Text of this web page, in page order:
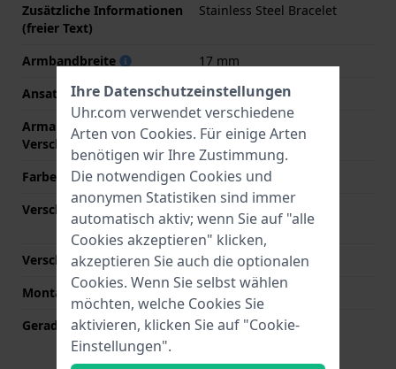
Zusätzliche Informationen
(freier Text)
Stainless Steel Bracelet
Armbandbreite
17 mm
Ansatzbreite
17 mm
Armandbreite am
Verschluß
15 mm
Farbe des Armbands
Silber
Verschlusstyp
Druckknöpfen
Verschlussfarbe
Silber
Montagetyp
Druckstifte
Gerade Bandhalterung
Nein
Ihre Datenschutzeinstellungen
Uhr.com verwendet verschiedene
Arten von Cookies. Für einige Arten
benötigen wir Ihre Zustimmung.
Die notwendigen Cookies und
anonymen Statistiken sind immer
automatisch aktiv; wenn Sie auf "alle
Cookies akzeptieren" klicken,
akzeptieren Sie auch die optionalen
Cookies. Wenn Sie selbst wählen
möchten, welche Cookies Sie
aktivieren, klicken Sie auf "Cookie-
Einstellungen".